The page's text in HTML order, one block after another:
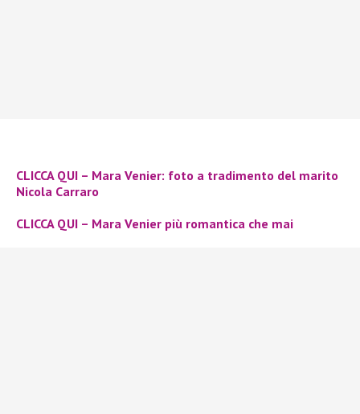
CLICCA QUI – Mara Venier: foto a tradimento del marito
Nicola Carraro
CLICCA QUI – Mara Venier più romantica che mai